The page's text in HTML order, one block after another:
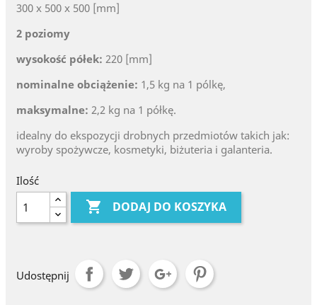
300 x 500 x 500 [mm]
2 poziomy
wysokość półek: 220 [mm]
nominalne obciążenie: 1,5 kg na 1 pólkę,
maksymalne: 2,2 kg na 1 półkę.
idealny do ekspozycji drobnych przedmiotów takich jak:
wyroby spożywcze, kosmetyki, biżuteria i galanteria.
Ilość
 DODAJ DO KOSZYKA
Udostępnij